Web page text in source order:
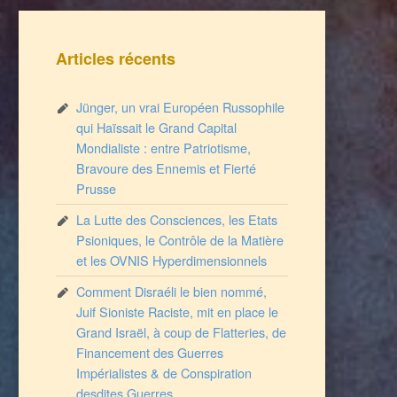
Articles récents
Jünger, un vrai Européen Russophile
qui Haïssait le Grand Capital
Mondialiste : entre Patriotisme,
Bravoure des Ennemis et Fierté
Prusse
La Lutte des Consciences, les Etats
Psioniques, le Contrôle de la Matière
et les OVNIS Hyperdimensionnels
Comment Disraéli le bien nommé,
Juif Sioniste Raciste, mit en place le
Grand Israël, à coup de Flatteries, de
Financement des Guerres
Impérialistes & de Conspiration